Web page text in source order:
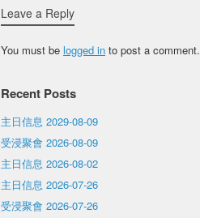
Leave a Reply
You must be logged in to post a comment.
Recent Posts
主日信息 2029-08-09
受浸聚會 2026-08-09
主日信息 2026-08-02
主日信息 2026-07-26
受浸聚會 2026-07-26